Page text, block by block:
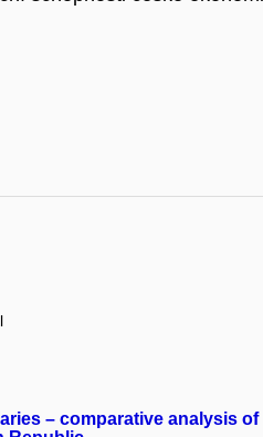
– comparative analysis of